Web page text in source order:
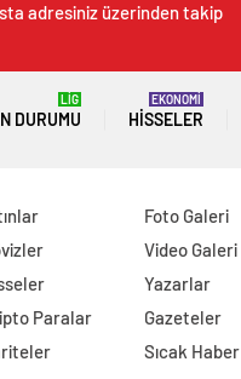
adresiniz üzerinden takip
DURUMU
LİG
HISSELER
EKONOMİ
Paralar
Foto Galeri
Video Galeri
Yazarlar
Gazeteler
Sıcak Haber